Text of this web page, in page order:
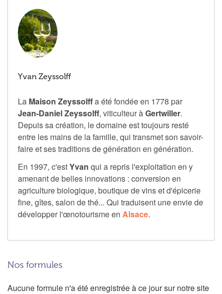
Yvan Zeyssolff
La Maison Zeyssolffa été fondée en 1778 par
Jean-Daniel Zeyssolff, viticulteur àGertwiller.
Depuis sa création, le domaine est toujours resté
entre les mains de la famille, qui transmet son savoir-
faire et ses traditions de génération en génération.
En 1997, c'estYvan qui a repris l'exploitation en y
amenant de belles innovations : conversion en
agriculture biologique, boutique de vins et d'épicerie
fine, gîtes, salon de thé... Qui traduisent une envie de
développer l'œnotourisme en Alsace.
Nos formules
Aucune formule n'a été enregistrée à ce jour sur notre site